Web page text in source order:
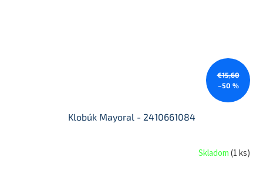
€15,60
–50 %
Klobúk Mayoral - 2410661084
Skladom(1 ks)